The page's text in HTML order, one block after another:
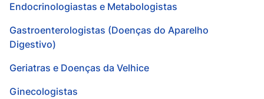
Endocrinologiastas e Metabologistas
Gastroenterologistas (Doenças do Aparelho
Digestivo)
Geriatras e Doenças da Velhice
Ginecologistas